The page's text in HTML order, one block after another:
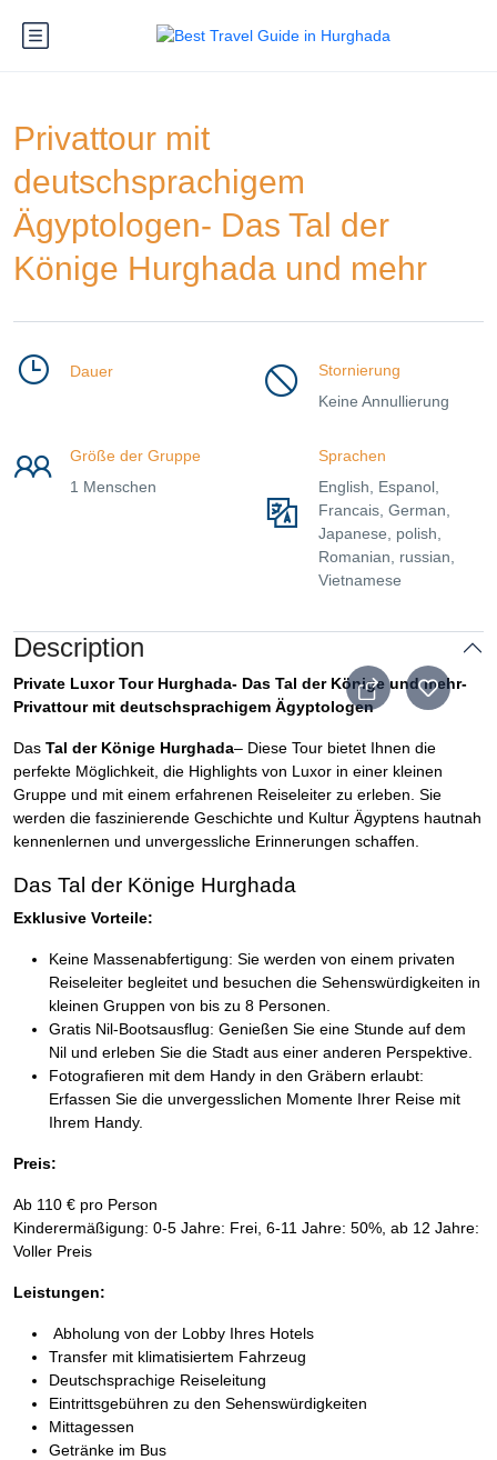
Privattour mit
deutschsprachigem
Ägyptologen- Das Tal der
Könige Hurghada und mehr
Dauer
Stornierung
Keine Annullierung
Größe der Gruppe
1 Menschen
Sprachen
English, Espanol,
Francais, German,
Japanese, polish,
Romanian, russian,
Vietnamese
Description
Private Luxor Tour Hurghada- Das Tal der Könige und mehr-
Privattour mit deutschsprachigem Ägyptologen
Das Tal der Könige Hurghada– Diese Tour bietet Ihnen die
perfekte Möglichkeit, die Highlights von Luxor in einer kleinen
Gruppe und mit einem erfahrenen Reiseleiter zu erleben. Sie
werden die faszinierende Geschichte und Kultur Ägyptens hautnah
kennenlernen und unvergessliche Erinnerungen schaffen.
Das Tal der Könige Hurghada
Exklusive Vorteile:
Keine Massenabfertigung: Sie werden von einem privaten
Reiseleiter begleitet und besuchen die Sehenswürdigkeiten in
kleinen Gruppen von bis zu 8 Personen.
Gratis Nil-Bootsausflug: Genießen Sie eine Stunde auf dem
Nil und erleben Sie die Stadt aus einer anderen Perspektive.
Fotografieren mit dem Handy in den Gräbern erlaubt:
Erfassen Sie die unvergesslichen Momente Ihrer Reise mit
Ihrem Handy.
Preis:
Ab 110 € pro Person
Kinderermäßigung: 0-5 Jahre: Frei, 6-11 Jahre: 50%, ab 12 Jahre:
Voller Preis
Leistungen:
Abholung von der Lobby Ihres Hotels
Transfer mit klimatisiertem Fahrzeug
Deutschsprachige Reiseleitung
Eintrittsgebühren zu den Sehenswürdigkeiten
Mittagessen
Getränke im Bus